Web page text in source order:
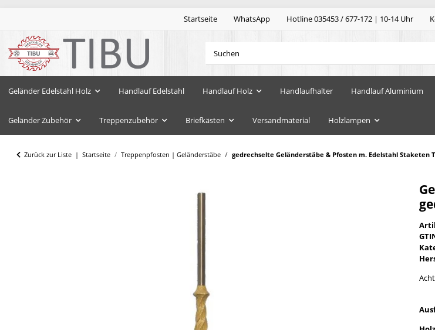
Startseite WhatsApp Hotline 035453 / 677-172 | 10-14 Uhr
Geländer Edelstahl Holz Handlauf Edelstahl Handlauf Holz Handlaufhalter Handlauf Aluminium
Geländer Zubehör Treppenzubehör Briefkästen Versandmaterial Holzlampen
Zurück zur Liste Startseite Treppenpfosten | Geländerstäbe gedrechselte Geländerstäbe & Pfosten m. Edelstahl Staketen